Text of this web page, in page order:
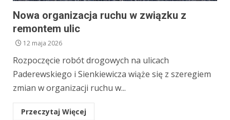
Nowa organizacja ruchu w związku z
remontem ulic
12 maja 2026
Rozpoczęcie robót drogowych na ulicach
Paderewskiego i Sienkiewicza wiąże się z szeregiem
zmian w organizacji ruchu w...
Przeczytaj Więcej